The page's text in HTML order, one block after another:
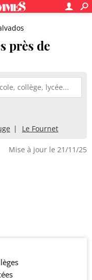
près de
Le Fournet
Mise à jour le 21/11/25